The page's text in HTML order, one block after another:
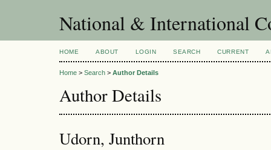
National & International
HOME ABOUT LOGIN SEARCH CURRENT
Home > Search > Author Details
Author Details
Udorn, Junthorn